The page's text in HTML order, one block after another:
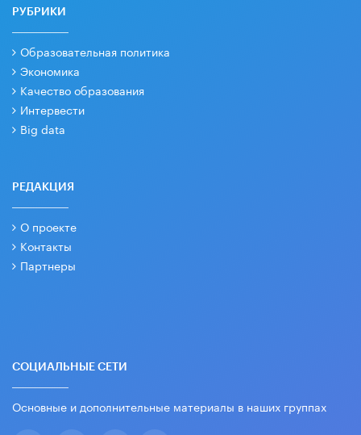
РУБРИКИ
Образовательная политика
Экономика
Качество образования
Интервести
Big data
РЕДАКЦИЯ
О проекте
Контакты
Партнеры
СОЦИАЛЬНЫЕ СЕТИ
Основные и дополнительные материалы в наших группах